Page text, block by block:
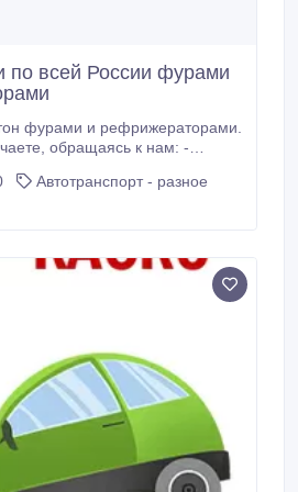
по всей России фурами
фурами и рефрижераторами.
к нам: -
Несём материальную
Ваш груз. - Информированность.
Автотранспорт - разное